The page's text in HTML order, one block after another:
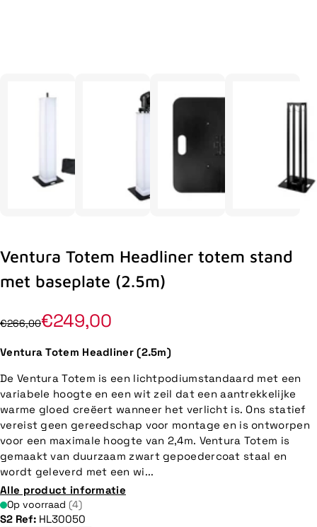
Ventura Totem Headliner totem stand
met baseplate (2.5m)
€266,00€249,00
Ventura Totem Headliner (2.5m)
De Ventura Totem is een lichtpodiumstandaard met een
variabele hoogte en een wit zeil dat een aantrekkelijke
warme gloed creëert wanneer het verlicht is. Ons statief
vereist geen gereedschap voor montage en is ontworpen
voor een maximale hoogte van 2,4m. Ventura Totem is
gemaakt van duurzaam zwart gepoedercoat staal en
wordt geleverd met een wi...
Alle product informatie
Op voorraad (4)
S2 Ref: HL30050